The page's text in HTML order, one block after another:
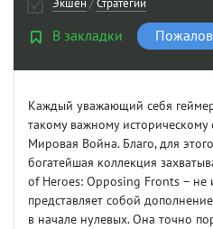
Экшен /Стратегии
В закладки
Каждый уважающий себя
такому важному историческому
Мировая Война. Благо, для
богатейшая коллекция
of Heroes: Opposing Fronts – не
представляет собой
в начале нулевых. Она точно